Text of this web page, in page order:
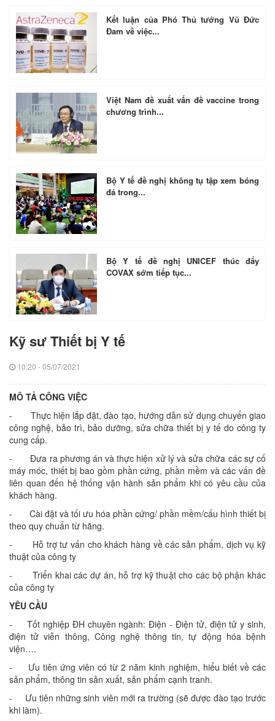
Kết luận của Phó Thủ tướng Vũ Đức
Đam về việc...
Việt Nam đề xuất vấn đề vaccine trong
chương trình...
Bộ Y tế đề nghị không tụ tập xem bóng
đá trong...
Bộ Y tế đề nghị UNICEF thúc đẩy
COVAX sớm tiếp tục...
Kỹ sư Thiết bị Y tế
10:20 - 05/07/2021
MÔ TẢ CÔNG VIỆC
- Thực hiện lắp đặt, đào tạo, hướng dẫn sử dụng chuyển giao
công nghệ, bảo trì, bảo dưỡng, sửa chữa thiết bị y tế do công ty
cung cấp.
- Đưa ra phương án và thực hiện xử lý và sửa chữa các sự cố
máy móc, thiết bị bao gồm phần cứng, phần mềm và các vấn đề
liên quan đến hệ thống vận hành sản phẩm khi có yêu cầu của
khách hàng.
- Cài đặt và tối ưu hóa phần cứng/ phần mềm/cấu hình thiết bị
theo quy chuẩn từ hãng.
- Hỗ trợ tư vấn cho khách hàng về các sản phẩm, dịch vụ kỹ
thuật của công ty
- Triển khai các dự án, hỗ trợ kỹ thuật cho các bộ phận khác
của công ty
YÊU CẦU
- Tốt nghiệp ĐH chuyên ngành: Điện - Điện tử, điện tử y sinh,
điện tử viễn thông, Công nghệ thông tin, tự động hóa bệnh
viện….
- Ưu tiên ứng viên có từ 2 năm kinh nghiệm, hiểu biết về các
sản phẩm, thông tin sản xuất, sản phẩm cạnh tranh.
- Ưu tiên những sinh viên mới ra trường (sẽ được đào tạo trước
khi làm).